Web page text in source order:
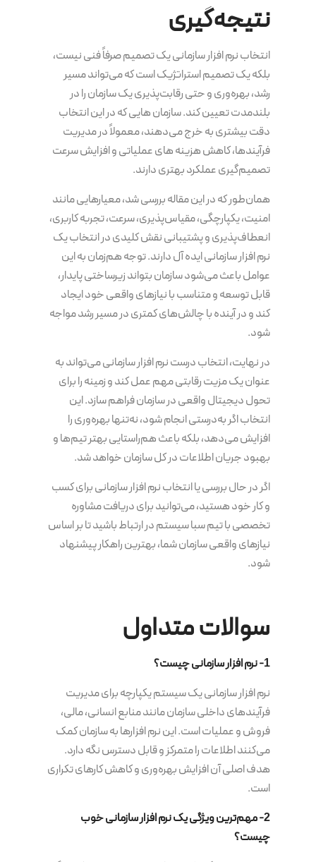
نتیجه‌گیری
انتخاب نرم افزار سازمانی یک تصمیم صرفاً فنی نیست،
بلکه یک تصمیم استراتژیک است که می‌تواند مسیر
رشد، بهره‌وری و حتی رقابت‌پذیری یک سازمان را در
بلندمدت تعیین کند. سازمان هایی که در این انتخاب
دقت بیشتری به خرج می‌دهند، معمولاً در مدیریت
فرآیندها، کاهش هزینه های عملیاتی و افزایش سرعت
تصمیم‌گیری عملکرد بهتری دارند.
همان‌طور که در این مقاله بررسی شد، معیارهایی مانند
امنیت، یکپارچگی، مقیاس‌پذیری، سرعت، تجربه کاربری،
انعطاف‌پذیری و پشتیبانی نقش کلیدی در انتخاب یک
نرم افزار سازمانی ایده آل دارند. توجه هم‌زمان به این
عوامل باعث می‌شود سازمان بتواند زیرساختی پایدار،
قابل توسعه و متناسب با نیازهای واقعی خود ایجاد
کند و در آینده با چالش‌های کمتری در مسیر رشد مواجه
شود.
در نهایت، انتخاب درست نرم افزار سازمانی می‌تواند به
عنوان یک مزیت رقابتی مهم عمل کند و زمینه را برای
تحول دیجیتال واقعی در سازمان فراهم سازد. این
انتخاب اگر به‌درستی انجام شود، نه‌تنها بهره‌وری را
افزایش می‌دهد، بلکه باعث هم‌راستایی بهتر تیم‌ها و
بهبود جریان اطلاعات در کل سازمان خواهد شد.
اگر در حال بررسی یا انتخاب نرم افزار سازمانی برای کسب
و کار خود هستید، می‌توانید برای دریافت مشاوره
تخصصی با تیم سبا سیستم در ارتباط باشید تا بر اساس
نیازهای واقعی سازمان شما، بهترین راهکار پیشنهاد
شود.
سوالات متداول
1- نرم افزار سازمانی چیست؟
نرم افزار سازمانی یک سیستم یکپارچه برای مدیریت
فرآیندهای داخلی سازمان مانند منابع انسانی، مالی،
فروش و عملیات است. این نرم افزارها به سازمان کمک
می‌کنند اطلاعات را متمرکز و قابل دسترس نگه دارد.
هدف اصلی آن افزایش بهره‌وری و کاهش کارهای تکراری
است.
2- مهم‌ترین ویژگی یک نرم افزار سازمانی خوب
چیست؟